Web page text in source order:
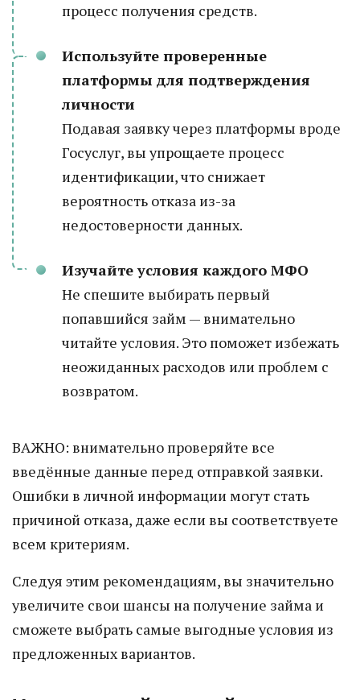
процесс получения средств.
Используйте проверенные
платформы для подтверждения
личности
Подавая заявку через платформы вроде
Госуслуг, вы упрощаете процесс
идентификации, что снижает
вероятность отказа из-за
недостоверности данных.
Изучайте условия каждого МФО
Не спешите выбирать первый
попавшийся займ — внимательно
читайте условия. Это поможет избежать
неожиданных расходов или проблем с
возвратом.
ВАЖНО: внимательно проверяйте все
введённые данные перед отправкой заявки.
Ошибки в личной информации могут стать
причиной отказа, даже если вы соответствуете
всем критериям.
Следуя этим рекомендациям, вы значительно
увеличите свои шансы на получение займа и
сможете выбрать самые выгодные условия из
предложенных вариантов.